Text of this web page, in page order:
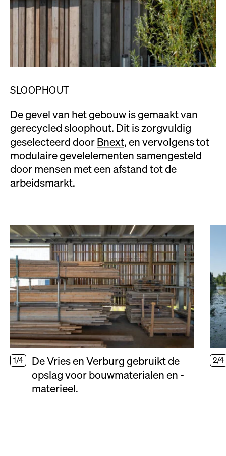
SLOOPHOUT
De gevel van het gebouw is gemaakt van
gerecycled sloophout. Dit is zorgvuldig
geselecteerd doorBnext, en vervolgens tot
modulaire gevelelementen samengesteld
door mensen met een afstand tot de
arbeidsmarkt.
1/4
De Vries en Verburg gebruikt de
opslag voor bouwmaterialen en -
materieel.
2/4